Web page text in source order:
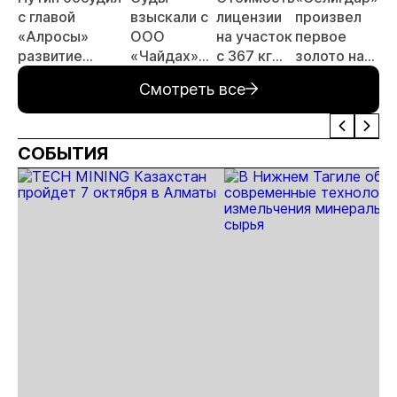
с главой
«Алросы»
развитие
золотодобычи
энергетических
Якутии
взыскали с
ООО
«Чайдах»
рублей за
незаконную
Якутии
лицензии
на участок
с 367 кг
Якутии
выросла
произвел
первое
золото на
Смотреть все
СОБЫТИЯ